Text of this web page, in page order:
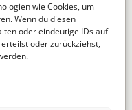
wie Cookies, um
Wenn du diesen
oder eindeutige IDs auf
oder zurückziehst,
& Tricks